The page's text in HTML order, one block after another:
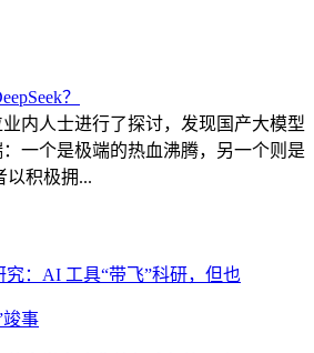
？
内人士进行了探讨，发现国产大模型
一个是极端的热血沸腾，另一个则是
以积极拥...
究：AI 工具“带飞”科研，但也
竣事